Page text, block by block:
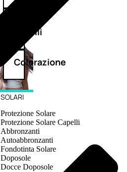
capelli
Colorazione
SOLARI
Protezione Solare
Protezione Solare Capelli
Abbronzanti
Autoabbronzanti
Fondotinta Solare
Doposole
Docce Doposole